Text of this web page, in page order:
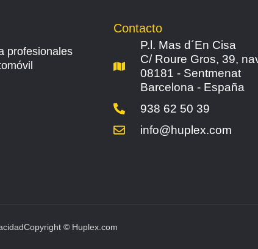
profesionales
Contacto
P.l. Mas d´En Cisa
C/ Roure Gros, 39,
08181 - Sentmenat
Barcelona - España
938 62 50 39
info@huplex.com
Copyright © Huplex.com